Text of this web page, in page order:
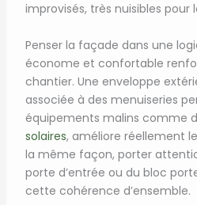
improvisés, très nuisibles pour
Penser la façade dans une
économe et confortable
chantier. Une enveloppe
associée à des menuiseries
équipements malins comme
solaires, améliore réellement
la même façon, porter
porte d’entrée ou du bloc
cette cohérence d’ensemble.